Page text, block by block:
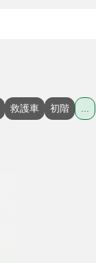
救護車 初階